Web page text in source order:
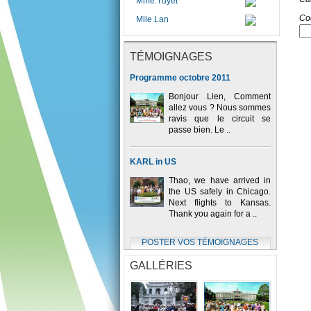
Mlle.Lan
TÉMOIGNAGES
Programme octobre 2011
Bonjour Lien, Comment
allez vous ? Nous sommes
ravis que le circuit se
passe bien. Le ..
KARL in US
Thao, we have arrived in
the US safely in Chicago.
Next flights to Kansas.
Thank you again for a ..
POSTER VOS TÉMOIGNAGES
GALLÉRIES